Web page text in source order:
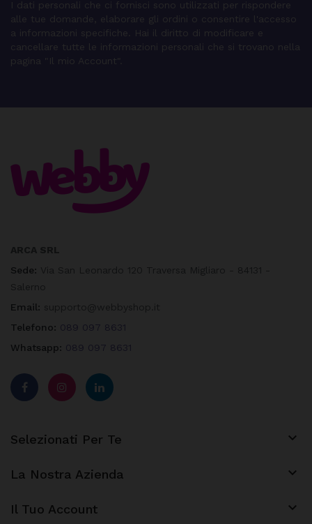
I dati personali che ci fornisci sono utilizzati per rispondere
alle tue domande, elaborare gli ordini o consentire l'accesso
a informazioni specifiche. Hai il diritto di modificare e
cancellare tutte le informazioni personali che si trovano nella
pagina "Il mio Account".
Sede:
Email:
Telefono: 089 097 8631
Whatsapp: 089 097 8631
Selezionati Per Te 
La Nostra Azienda 
Il Tuo Account keyboard_arrow_down